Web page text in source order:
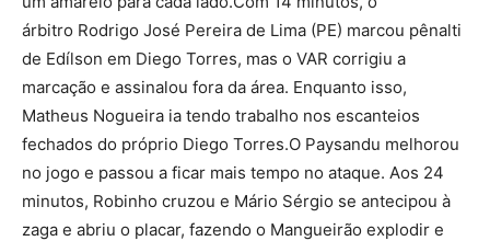
árbitro Rodrigo José Pereira de Lima (PE) marcou pênalti
de Edílson em Diego Torres, mas o VAR corrigiu a
marcação e assinalou fora da área. Enquanto isso,
Matheus Nogueira ia tendo trabalho nos escanteios
fechados do próprio Diego Torres.O Paysandu melhorou
no jogo e passou a ficar mais tempo no ataque. Aos 24
minutos, Robinho cruzou e Mário Sérgio se antecipou à
zaga e abriu o placar, fazendo o Mangueirão explodir e